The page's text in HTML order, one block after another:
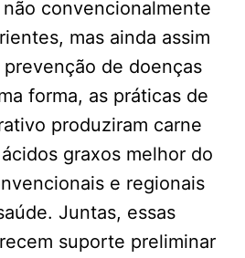
convencionalmente
mas ainda assim
de doenças
forma, as práticas de
produziram carne
graxos melhor do
e regionais
Juntas, essas
suporte preliminar